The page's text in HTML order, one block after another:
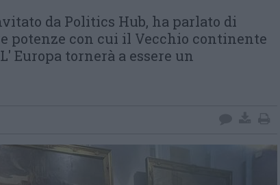
da Politics Hub, ha parlato di
potenze con cui il Vecchio continente
Europa tornerà a essere un